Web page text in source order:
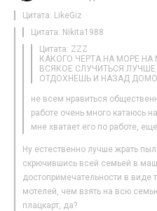
Цитата: LikeGiz
Цитата: Nikita1988
Цитата: ZZZ
КАКОГО ЧЕРТА НА МОРЕ НА
ВСЯКОЕ СЛУЧИТЬСЯ
ОТДОХНЕШЬ И НАЗАД
не всем нравиться
работе очень много катаюсь
мне хватает его по работе,
Ну естественно лучше жрать
скрючившись всей семьей в
достопримечательности в виде
мотелей, чем взять на всю
плацкарт, да?